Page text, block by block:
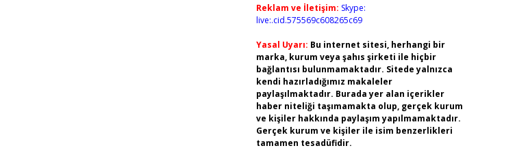
Reklam ve İletişim: Skype:
live:.cid.575569c608265c69
Yasal Uyarı: Bu internet sitesi, herhangi bir
marka, kurum veya şahıs şirketi ile hiçbir
bağlantısı bulunmamaktadır. Sitede yalnızca
kendi hazırladığımız makaleler
paylaşılmaktadır. Burada yer alan içerikler
haber niteliği taşımamakta olup, gerçek kurum
ve kişiler hakkında paylaşım yapılmamaktadır.
Gerçek kurum ve kişiler ile isim benzerlikleri
tamamen tesadüfidir.